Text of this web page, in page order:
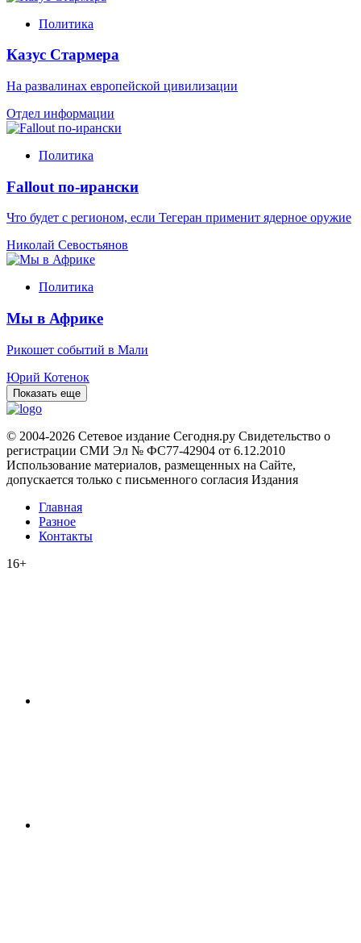
Политика
Казус Стармера
На развалинах европейской цивилизации
Отдел информации
Политика
Fallout по-ирански
Что будет с регионом, если Тегеран применит ядерное оружие
Николай Севостьянов
Политика
Мы в Африке
Рикошет событий в Мали
Юрий Котенок
Показать еще
© 2004-2026 Сетевое издание Сегодня.ру Свидетельство о
регистрации СМИ Эл № ФС77-42904 от 6.12.2010
Использование материалов, размещенных на Сайте,
допускается только с письменного согласия Издания
Главная
Разное
Контакты
16+